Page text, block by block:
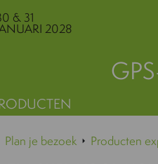
& 31
2028
Plan je bezoek Producten